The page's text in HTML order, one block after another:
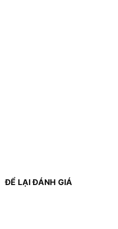
ĐỂ LẠI ĐÁNH GIÁ